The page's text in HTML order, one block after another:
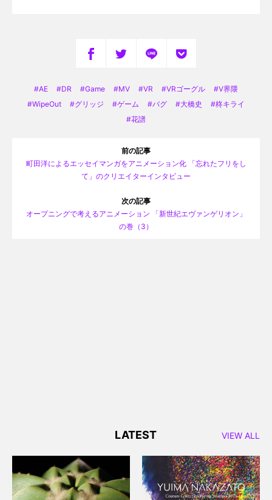
AE DR Game MV VR VRゴーグル
V界隈
WipeOut
グリッジ ゲーム バグ 大橋史
柊キライ
花譜
前の記事
町田洋によるエッセイマンガをアニメーション化 「忘れたフリをし
て」のクリエイターインタビュー
次の記事
オープニングで考えるアニメーション 「新世紀エヴァンゲリオン」
の巻（3）
LATEST VIEW ALL